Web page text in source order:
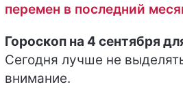
перемен в последний
Гороскоп на 4 сентября
Сегодня лучше не
внимание.